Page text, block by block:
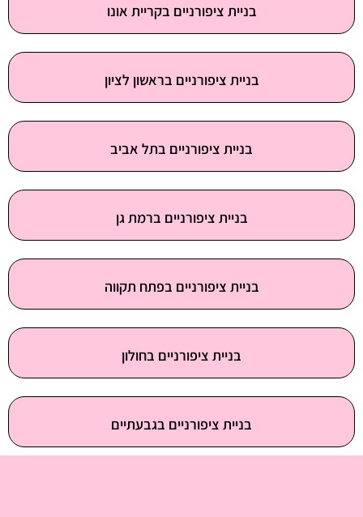
בניית ציפורניים בקריית אונו
בניית ציפורניים בראשון לציון
בניית ציפורניים בתל אביב
בניית ציפורניים ברמת גן
בניית ציפורניים בפתח תקווה
בניית ציפורניים בחולון
בניית ציפורניים בגבעתיים